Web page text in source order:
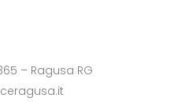
– Ragusa RG